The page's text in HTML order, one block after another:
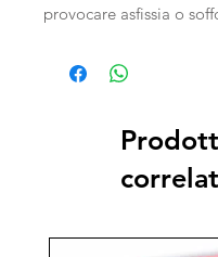
provocare asfissia o